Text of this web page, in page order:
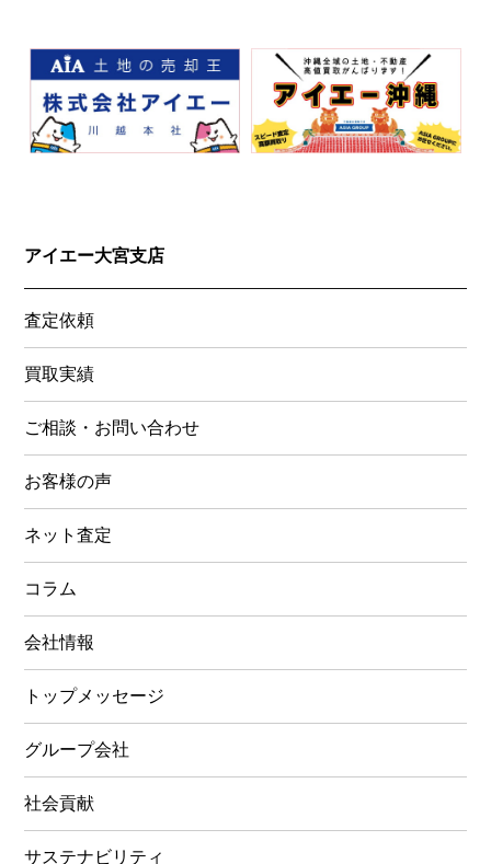
アイエー大宮支店
査定依頼
買取実績
ご相談・お問い合わせ
お客様の声
ネット査定
コラム
会社情報
トップメッセージ
グループ会社
社会貢献
サステナビリティ